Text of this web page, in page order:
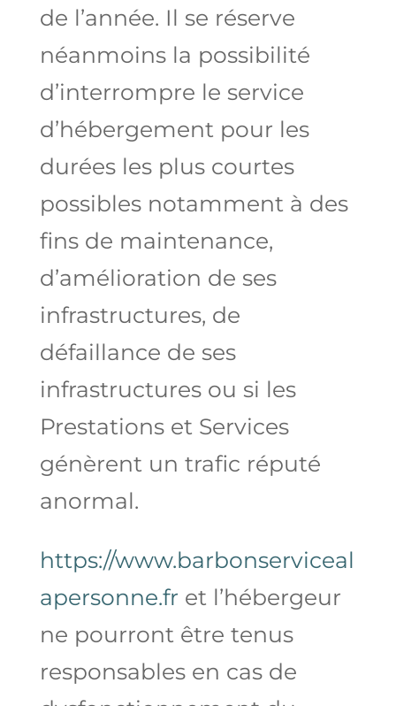
de l’année. Il se réserve
néanmoins la possibilité
d’interrompre le service
d’hébergement pour les
durées les plus courtes
possibles notamment à des
fins de maintenance,
d’amélioration de ses
infrastructures, de
défaillance de ses
infrastructures ou si les
Prestations et Services
génèrent un trafic réputé
anormal.
https://www.barbonserviceal
apersonne.fr et l’hébergeur
ne pourront être tenus
responsables en cas de